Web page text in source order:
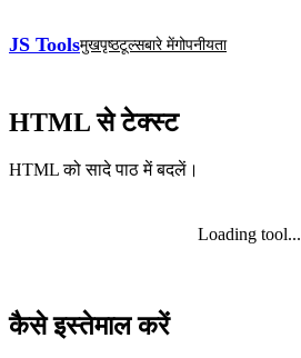
JS Toolsमुखपृष्ठटूल्सबारे मेंगोपनीयता
HTML से टेक्स्ट
HTML को सादे पाठ में बदलें।
Loading tool...
कैसे इस्तेमाल करें